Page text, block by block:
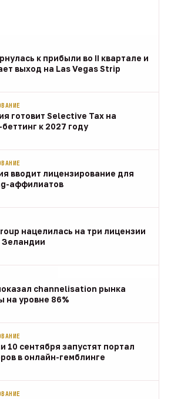
к прибыли во II квартале и
выход на Las Vegas Strip
готовит Selective Tax на
к 2027 году
вводит лицензирование для
аффилиатов
нацелилась на три лицензии
Зеландии
channelisation рынка
на уровне 86%
10 сентября запустят портал
в онлайн-гемблинге